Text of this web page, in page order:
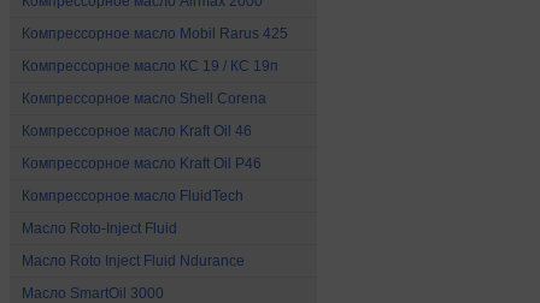
Компрессорное масло Mobil Rarus 425
Компрессорное масло КС 19 / КС 19п
Компрессорное масло Shell Corena
Компрессорное масло Kraft Oil 46
Компрессорное масло Kraft Oil P46
Компрессорное масло FluidTech
Mасло Roto-Inject Fluid
Mасло Roto Inject Fluid Ndurance
Масло SmartOil 3000